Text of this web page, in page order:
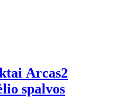
Arcas2
spalvos